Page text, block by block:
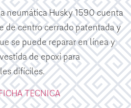
neumática Husky 1590 cuenta
de centro cerrado patentada y
se puede reparar en línea y
de epoxi para
difíciles.
TECNICA